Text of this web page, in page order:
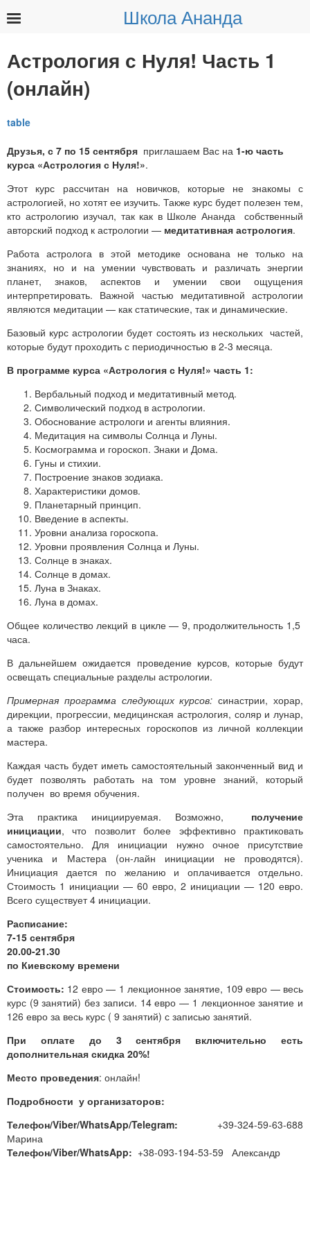
Школа Ананда
Астрология с Нуля! Часть 1
(онлайн)
Друзья, с 7 по 15 сентября приглашаем Вас на 1-ю часть
курса «Астрология с Нуля!».
Этот курс рассчитан на новичков, которые не знакомы с
астрологией, но хотят ее изучить. Также курс будет полезен тем,
кто астрологию изучал, так как в Школе Ананда собственный
авторский подход к астрологии — медитативная астрология.
Работа астролога в этой методике основана не только на
знаниях, но и на умении чувствовать и различать энергии
планет, знаков, аспектов и умении свои ощущения
интерпретировать. Важной частью медитативной астрологии
являются медитации — как статические, так и динамические.
Базовый курс астрологии будет состоять из нескольких частей,
которые будут проходить с периодичностью в 2-3 месяца.
В программе курса «Астрология с Нуля!» часть 1:
Вербальный подход и медитативный метод.
Символический подход в астрологии.
Обоснование астрологи и агенты влияния.
Медитация на символы Солнца и Луны.
Космограмма и гороскоп. Знаки и Дома.
Гуны и стихии.
Построение знаков зодиака.
Характеристики домов.
Планетарный принцип.
Введение в аспекты.
Уровни анализа гороскопа.
Уровни проявления Солнца и Луны.
Солнце в знаках.
Солнце в домах.
Луна в Знаках.
Луна в домах.
Общее количество лекций в цикле — 9, продолжительность 1,5
часа.
В дальнейшем ожидается проведение курсов, которые будут
освещать специальные разделы астрологии.
Примерная программа следующих курсов: синастрии, хорар,
дирекции, прогрессии, медицинская астрология, соляр и лунар,
а также разбор интересных гороскопов из личной коллекции
мастера.
Каждая часть будет иметь самостоятельный законченный вид и
будет позволять работать на том уровне знаний, который
получен во время обучения.
Эта практика инициируемая. Возможно, получение
инициации, что позволит более эффективно практиковать
самостоятельно. Для инициации нужно очное присутствие
ученика и Мастера (он-лайн инициации не проводятся).
Инициация дается по желанию и оплачивается отдельно.
Стоимость 1 инициации — 60 евро, 2 инициации — 120 евро.
Всего существует 4 инициации.
Расписание:
7-15 сентября
20.00-21.30
по Киевскому времени
Стоимость: 12 евро — 1 лекционное занятие, 109 евро — весь
курс (9 занятий) без записи. 14 евро — 1 лекционное занятие и
126 евро за весь курс ( 9 занятий) с записью занятий.
При оплате до 3 сентября включительно есть
дополнительная скидка 20%!
Место проведения: онлайн!
Подробности у организаторов:
Телефон/Viber/WhatsApp/Telegram: +39-324-59-63-688
Марина
Телефон/Viber/WhatsApp: +38-093-194-53-59 Александр